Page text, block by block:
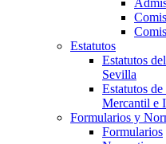
Estatutos
Estatutos
Sevilla
Estatutos
Mercantil e
Formularios y
Formularios